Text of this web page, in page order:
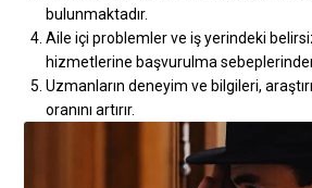
bulunmaktadır.
Aile içi problemler ve iş yerindeki
hizmetlerine başvurulma
Uzmanların deneyim ve bilgileri,
oranını artırır.